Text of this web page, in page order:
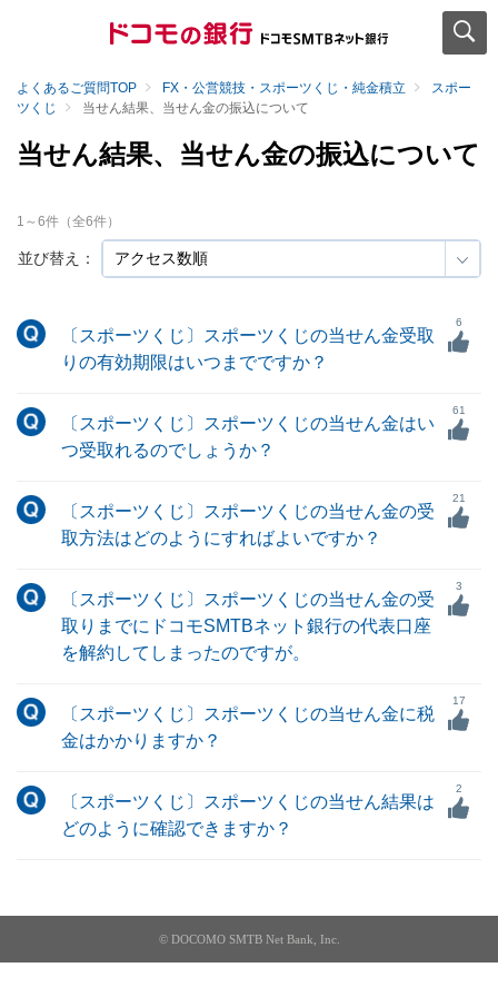
よくあるご質問TOP FX・公営競技・スポーツくじ・純金積立
スポー
ツくじ
当せん結果、当せん金の振込について
当せん結果、当せん金の振込について
並び替え：
1 ～6件（全6件）
〔スポーツくじ〕スポーツくじの当せん金受取
りの有効期限はいつまでですか？
6
〔スポーツくじ〕スポーツくじの当せん金はい
つ受取れるのでしょうか？
61
〔スポーツくじ〕スポーツくじの当せん金の受
取方法はどのようにすればよいですか？
21
〔スポーツくじ〕スポーツくじの当せん金の受
取りまでにドコモSMTBネット銀行の代表口座
を解約してしまったのですが。
3
〔スポーツくじ〕スポーツくじの当せん金に税
金はかかりますか？
17
〔スポーツくじ〕スポーツくじの当せん結果は
どのように確認できますか？
2
© DOCOMO SMTB Net Bank, Inc.